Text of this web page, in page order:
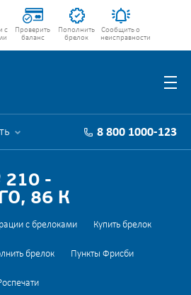
с
Проверить
баланс
Пополнить
брелок
Сообщить о
неисправности
8 800 1000-123
-
86 К
с брелоками Купить брелок
брелок Пункты Фрисби